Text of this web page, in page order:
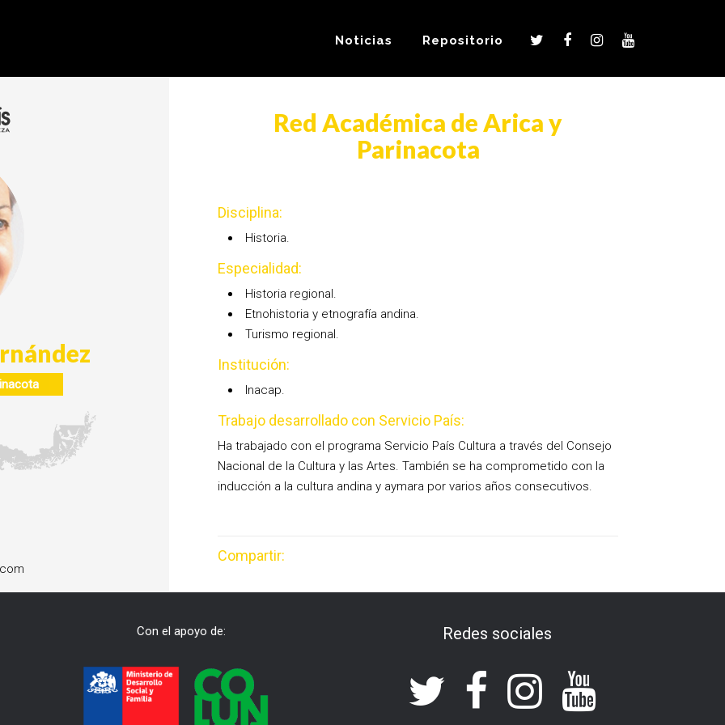
Noticias Repositorio
Red Académica de Arica y
Parinacota
Disciplina:
Historia.
Especialidad:
Historia regional.
Etnohistoria y etnografía andina.
Turismo regional.
Institución:
Inacap.
Trabajo desarrollado con Servicio País:
Ha trabajado con el programa Servicio País Cultura a través del Consejo
Nacional de la Cultura y las Artes. También se ha comprometido con la
inducción a la cultura andina y aymara por varios años consecutivos.
Compartir:
Con el apoyo de: Redes sociales